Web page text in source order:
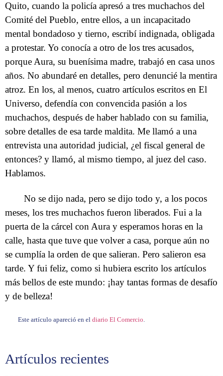
Artículos recientes
Quito, cuando la policía apresó a tres muchachos del
Comité del Pueblo, entre ellos, a un incapacitado
mental bondadoso y tierno, escribí indignada, obligada
a protestar. Yo conocía a otro de los tres acusados,
porque Aura, su buenísima madre, trabajó en casa unos
años. No abundaré en detalles, pero denuncié la mentira
atroz. En los, al menos, cuatro artículos escritos en El
Universo, defendía con convencida pasión a los
muchachos, después de haber hablado con su familia,
sobre detalles de esa tarde maldita. Me llamó a una
entrevista una autoridad judicial, ¿el fiscal general de
entonces? y llamó, al mismo tiempo, al juez del caso.
Hablamos.
No se dijo nada, pero se dijo todo y, a los pocos
meses, los tres muchachos fueron liberados. Fui a la
puerta de la cárcel con Aura y esperamos horas en la
calle, hasta que tuve que volver a casa, porque aún no
se cumplía la orden de que salieran. Pero salieron esa
tarde. Y fui feliz, como si hubiera escrito los artículos
más bellos de este mundo: ¡hay tantas formas de desafío
y de belleza!
Este artículo apareció en el diario El Comercio.